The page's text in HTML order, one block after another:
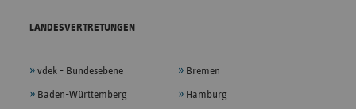
LANDESVERTRETUNGEN
vdek - Bundesebene
Baden-Württemberg
Bremen
Hamburg